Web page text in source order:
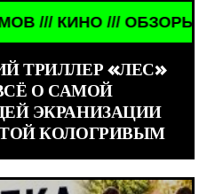
/// ОБЗОРЫ
ТРИЛЛЕР «ЛЕС»
О САМОЙ
ЭКРАНИЗАЦИИ
КОЛОГРИВЫМ